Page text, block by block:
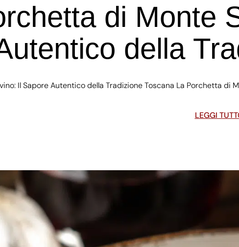
di Monte
della
Il Sapore Autentico della Tradizione Toscana La Porchetta
LEGGI